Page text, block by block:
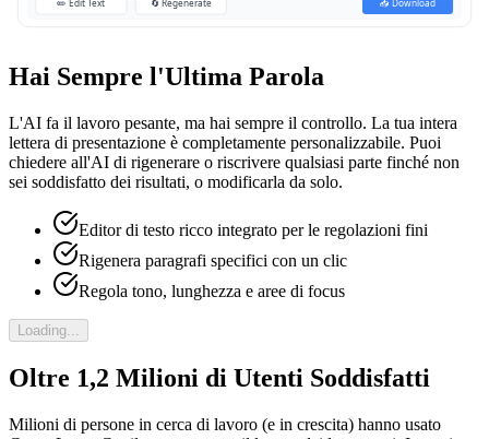
✏️ Edit Text 🔄 Regenerate 📥 Download
Hai Sempre l'Ultima Parola
L'AI fa il lavoro pesante, ma hai sempre il controllo. La tua intera
lettera di presentazione è completamente personalizzabile. Puoi
chiedere all'AI di rigenerare o riscrivere qualsiasi parte finché non
sei soddisfatto dei risultati, o modificarla da solo.
Editor di testo ricco integrato per le regolazioni fini
Rigenera paragrafi specifici con un clic
Regola tono, lunghezza e aree di focus
Loading...
Oltre 1,2 Milioni di Utenti Soddisfatti
Milioni di persone in cerca di lavoro (e in crescita) hanno usato